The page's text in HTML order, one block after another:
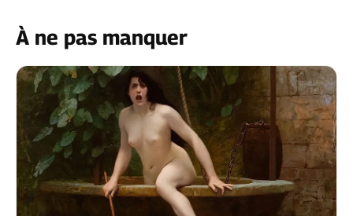
À ne pas manquer